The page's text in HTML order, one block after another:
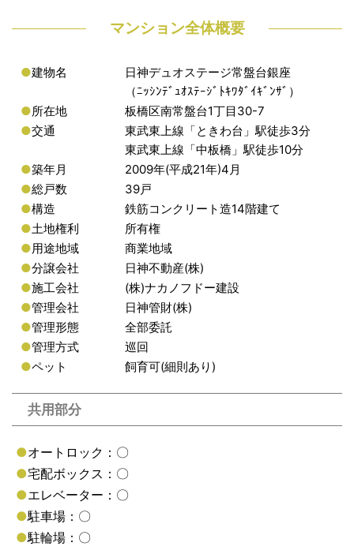
マンション全体概要
●建物名
日神デュオステージ常盤台銀座
（ﾆｯｼﾝﾃﾞｭｵｽﾃｰｼﾞﾄｷﾜﾀﾞｲｷﾞﾝｻﾞ）
●所在地
板橋区南常盤台1丁目30-7
●交通
東武東上線「ときわ台」駅徒歩3分
東武東上線「中板橋」駅徒歩10分
●築年月
2009年(平成21年)4月
●総戸数
39戸
●構造
鉄筋コンクリート造14階建て
●土地権利
所有権
●用途地域
商業地域
●分譲会社
日神不動産(株)
●施工会社
(株)ナカノフドー建設
●管理会社
日神管財(株)
●管理形態
全部委託
●管理方式
巡回
●ペット 飼育可(細則あり)
共用部分
●オートロック：〇
●宅配ボックス：〇
●エレベーター：〇
●駐車場：〇
●駐輪場：〇